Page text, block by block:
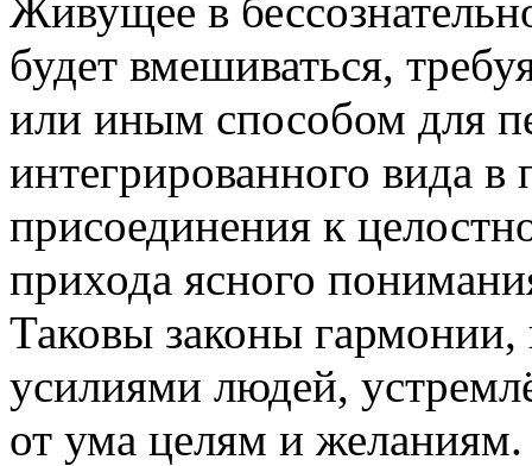
Живущее в
будет вмешиваться,
или иным способом для
интегрированного вида
присоединения к
прихода ясного
Таковы законы
усилиями людей,
от ума целям и желаниям.